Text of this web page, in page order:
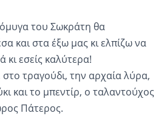
του Σωκράτη θα
και στα έξω μας κι ελπίζω να
κι εσείς καλύτερα!
τραγούδι, την αρχαία λύρα,
και το μπεντίρ, ο ταλαντούχος
Πάτερος.